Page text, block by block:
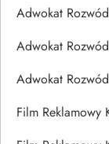
Adwokat
Adwokat
Adwokat
Film Reklamowy